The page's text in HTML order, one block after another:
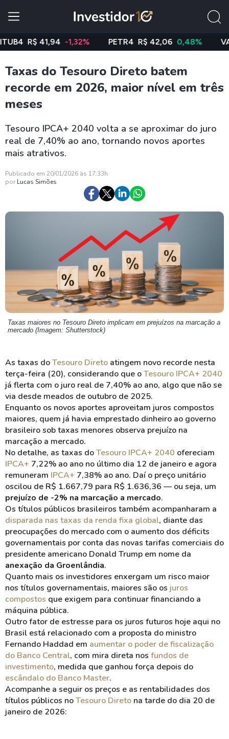
R$ 41,94 -1,32% PETR4 R$ 42,06 0,48% VALE3
Taxas do Tesouro Direto batem
recorde em 2026, maior nível em três
meses
Tesouro IPCA+ 2040 volta a se aproximar do juro
real de 7,40% ao ano, tornando novos aportes
mais atrativos.
Publicado em 20/01/2026 às 17:33h
por Lucas Simões
Taxas maiores no Tesouro Direto implicam em prejuízos na marcação a
mercado (Imagem: Shutterstock)
As taxas doTesouro Direto atingem novo recorde nesta
terça-feira (20), considerando que oTesouro IPCA+ 2040
já flerta com o juro real de 7,40% ao ano, algo que não se
via desde meados de outubro de 2025.
Enquanto os novos aportes aproveitam juros compostos
maiores, quem já havia emprestado dinheiro ao governo
brasileiro sob taxas menores observa prejuízo na
marcação a mercado.
No detalhe, as taxas doTesouro IPCA+ 2040 ofereciam
IPCA+ 7,22% ao ano no último dia 12 de janeiro e agora
remuneram IPCA+ 7,38% ao ano. Daí o preço unitário
oscilou de R$ 1.667,79 para R$ 1.636,36 — ou seja, um
prejuízo de -2% na marcação a mercado.
Os títulos públicos brasileiros também acompanharam a
disparada nas taxas da renda fixa global, diante das
preocupações do mercado com o aumento dos déficits
governamentais por conta das novas tarifas comerciais do
presidente americano Donald Trump em nome da
anexação da Groenlândia.
Quanto mais os investidores enxergam um risco maior
nos títulos governamentais, maiores são os juros
compostos que exigem para continuar financiando a
máquina pública.
Outro fator de estresse para os juros futuros hoje aqui no
Brasil está relacionado com a proposta do ministro
Fernando Haddad em aumentar o poder de fiscalização
do Banco Central, com mira direta nos fundos de
investimento, medida que ganhou força depois do
escândalo do Banco Master.
Acompanhe a seguir os preços e as rentabilidades dos
títulos públicos noTesouro Direto na tarde do dia 20 de
janeiro de 2026: